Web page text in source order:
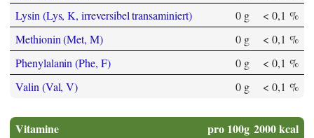
Lysin (Lys, K, irreversibel transaminiert)
0 g
< 0,1 %
Methionin (Met, M)
0 g
< 0,1 %
Phenylalanin (Phe, F)
0 g
< 0,1 %
Valin (Val, V)
0 g < 0,1 %
Vitamine pro 100g 2000 kcal